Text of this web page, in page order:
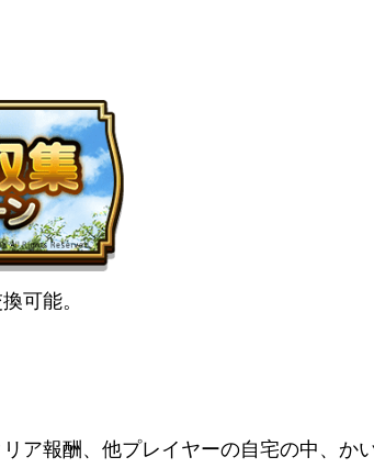
可能。
ア報酬、他プレイヤーの自宅の中、か